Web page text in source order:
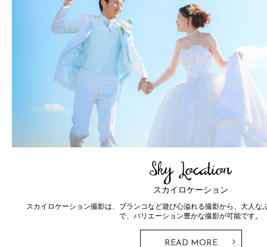
Sky Location
スカイロケーション
スカイロケーション撮影は、ブランコなど遊び心溢れる撮影から、大人な
で、バリエーション豊かな撮影が可能です。
READ MORE